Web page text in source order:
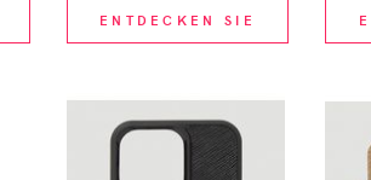
ENTDECKEN SIE